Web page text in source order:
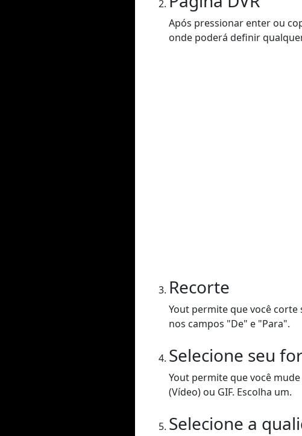
Após pressionar enter ou
onde poderá definir
Recorte
Yout permite que você
nos campos "De" e "Para".
Selecione seu
Yout permite que você
(Vídeo) ou GIF. Escolha um.
Selecione a